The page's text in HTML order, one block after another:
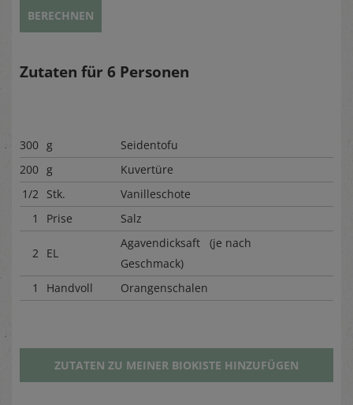
BERECHNEN
Zutaten für 6 Personen
300 g
Seidentofu
200 g
Kuvertüre
1/2 Stk.
Vanilleschote
1
Prise Salz
2 EL
Agavendicksaft (je nach
Geschmack)
1
Handvoll Orangenschalen
ZUTATEN ZU MEINER BIOKISTE HINZUFÜGEN